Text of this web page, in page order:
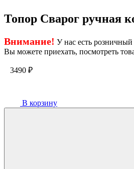
Топор Сварог ручная
Внимание! У нас есть
Вы можете приехать, посмотреть
3490 ₽
В корзину